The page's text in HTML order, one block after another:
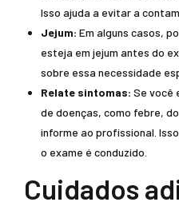
Isso ajuda a evitar a
Jejum: Em alguns casos,
esteja em jejum antes do
sobre essa necessidade
Relate sintomas: Se você
de doenças, como febre,
informe ao profissional.
o exame é conduzido.
Cuidados